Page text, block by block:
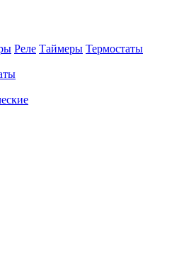
Реле Таймеры Термостаты